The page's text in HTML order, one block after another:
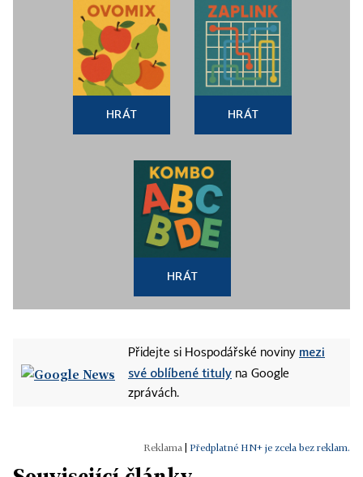
HRÁT HRÁT
HRÁT
Přidejte si Hospodářské noviny mezi
své oblíbené tituly na Google
zprávách.
Předplatné HN+ je zcela bez reklam.